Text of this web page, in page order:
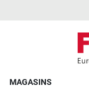
MAGASINS